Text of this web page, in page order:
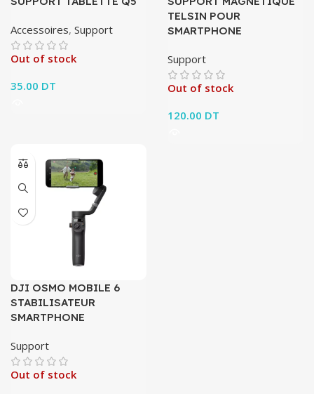
Accessoires, Support
Out of stock
35.00 DT
TELSIN POUR
SMARTPHONE
Support
Out of stock
120.00 DT
DJI OSMO MOBILE 6
STABILISATEUR
SMARTPHONE
Support
Out of stock